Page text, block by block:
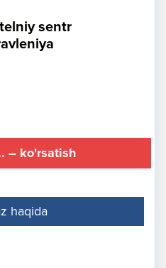
sentr
– ko'rsatish
haqida